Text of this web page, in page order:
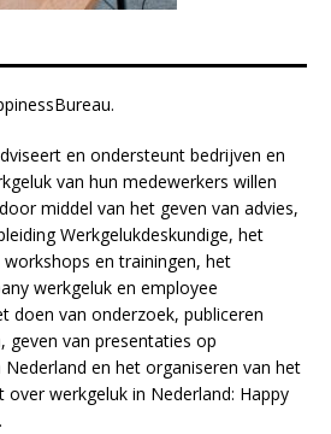
.
en ondersteunt bedrijven en
van hun medewerkers willen
middel van het geven van advies,
Werkgelukdeskundige, het
workshops en trainingen, het
werkgeluk en employee
doen van onderzoek, publiceren
, geven van presentaties op
en het organiseren van het
werkgeluk in Nederland: Happy
.